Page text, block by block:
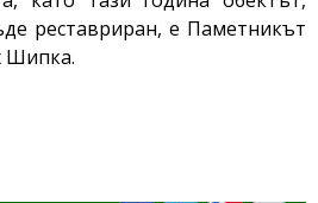
реставриран, е Паметникът
Шипка.